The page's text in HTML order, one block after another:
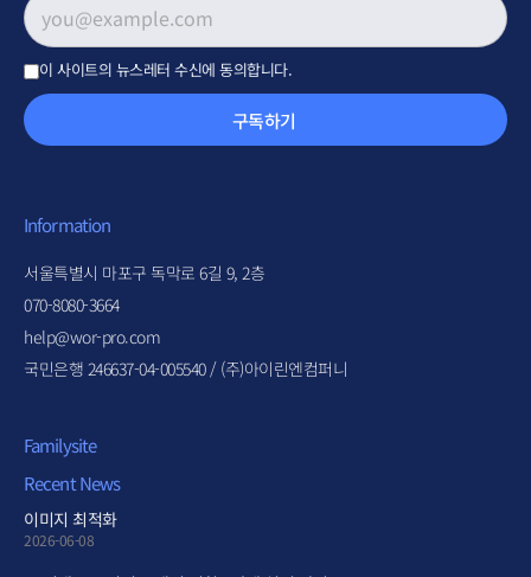
이 사이트의 뉴스레터 수신에 동의합니다.
구독하기
Information
서울특별시 마포구 독막로 6길 9, 2층
070-8080-3664
help@wor-pro.com
국민은행 246637-04-005540 / (주)아이린엔컴퍼니
Familysite
Recent News
이미지 최적화
2026-06-08